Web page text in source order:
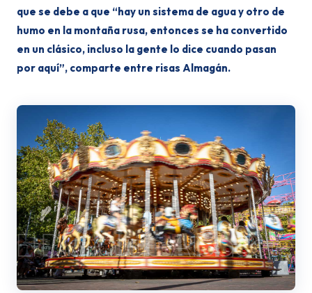
que se debe a que “hay un sistema de agua y otro de
humo en la montaña rusa, entonces se ha convertido
en un clásico, incluso la gente lo dice cuando pasan
por aquí”, comparte entre risas Almagán.